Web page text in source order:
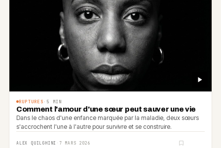
RUPTURES · 5 MIN
Comment l'amour d'une sœur peut sauver une vie
Dans le chaos d'une enfance marquée par la maladie, deux sœurs
s'accrochent l'une à l'autre pour survivre et se construire.
ALEX QUILGHINI · 7 MARS 2026